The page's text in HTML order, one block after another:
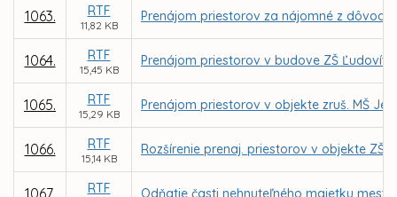
1063. RTF
11,82 KB
Prenájom priestorov za nájomné z
1064. RTF
15,45 KB
Prenájom priestorov v budove ZŠ Ľudovíta
1065. RTF
15,29 KB
Prenájom priestorov v objekte zruš. MŠ
1066. RTF
15,14 KB
Rozšírenie prenaj. priestorov v objekte ZŠ
RTF